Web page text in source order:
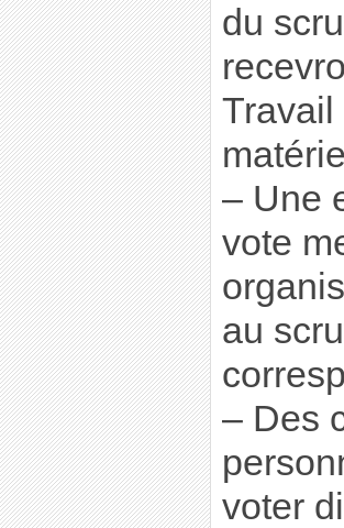
du
Travail
– Une
vote
au
– Des
voter